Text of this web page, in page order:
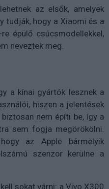
az elsők, amelyek
tudják, hogy a Xiaomi és a
épülő csúcsmodellekkel,
neveztek meg.
a kínai gyártók lesznek a
hiszen a jelentések
nem építi be, így a
sem fogja megörökölni.
az Apple bármelyik
szenzor kerülne a
sokat várni: a Vivo X300